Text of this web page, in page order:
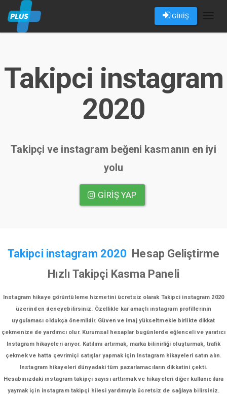
GİRİŞ
Takipci instagram
2020
Takipçi ve instagram beğeni kasmanın en iyi
yolu
GIRIŞ YAP
Takipci instagram 2020 Hesap Geliştirme
Hızlı Takipçi Kasma Paneli
Instagram hikaye görüntüleme hizmetini ücretsiz olarak Takipci instagram 2020
üzerinden deneyebilirsiniz. Özellikle kar amaçlı ınstagram profillerinin
uygulaması oldukça önemlidir. Güven ve imaj yükseltmekle birlikte dikkat
çekmenize de yardımcı olur. Kurumsal hesaplar bugünlerde eğlenceli ve yaratıcı
Instagram hikayeleri arıyor. Katılımı artırmak, marka bilinirliği oluşturmak, trafik
çekmek ve hatta çevrimiçi satışlar yapmak için Instagram hikayeleri satın alın.
Instagram hikayeleri dünyadaki tüm pazarlamacıların dikkatini çekti.
Hesabınızdaki ınstagram takipçi sayısı arttırmak ve hikayeleri diğer kullanıcılara
yaymak için instagram takipçi hilesi yardımıyla ücretsiz de sağlaya bilirsiniz.